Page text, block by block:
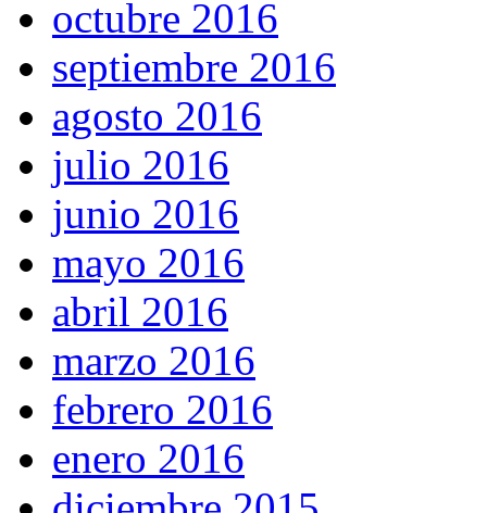
octubre 2016
septiembre 2016
agosto 2016
julio 2016
junio 2016
mayo 2016
abril 2016
marzo 2016
febrero 2016
enero 2016